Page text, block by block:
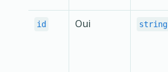
id Oui string